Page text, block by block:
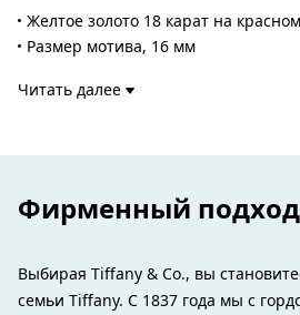
мастерству и форме, органично и
переосмысливает форму сердца,
японского шелкового шнурка
образа.
Желтое золото 18 карат на
Размер мотива, 16 мм
Подходит для запястья до 15,9 см
Читать далее
Фирменный
Выбирая Tiffany & Co., вы
семьи Tiffany. С 1837 года мы с